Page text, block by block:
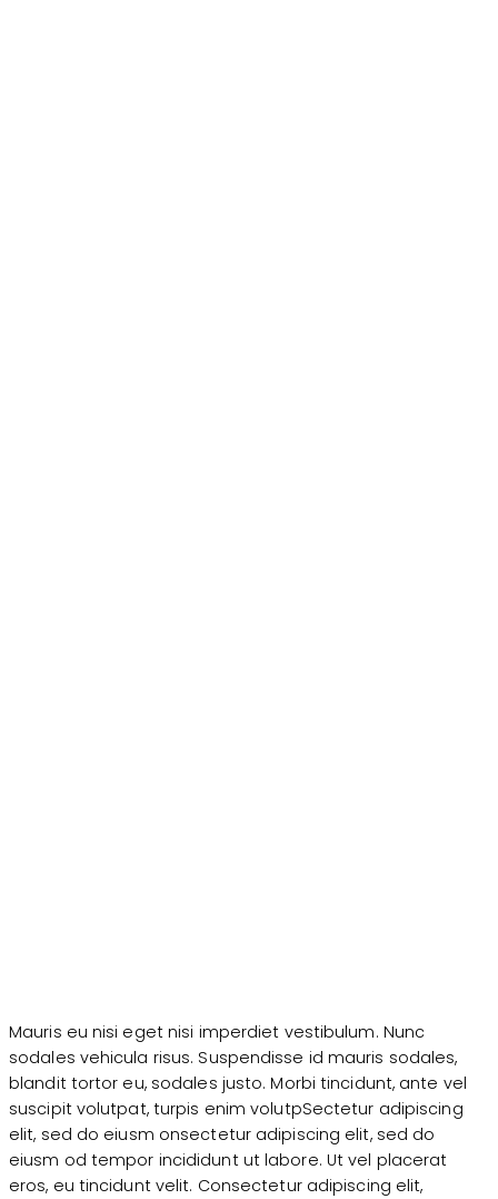
Mauris eu nisi eget nisi imperdiet vestibulum. Nunc
sodales vehicula risus. Suspendisse id mauris sodales,
blandit tortor eu, sodales justo. Morbi tincidunt, ante vel
suscipit volutpat, turpis enim volutpSectetur adipiscing
elit, sed do eiusm onsectetur adipiscing elit, sed do
eiusm od tempor incididunt ut labore. Ut vel placerat
eros, eu tincidunt velit. Consectetur adipiscing elit,